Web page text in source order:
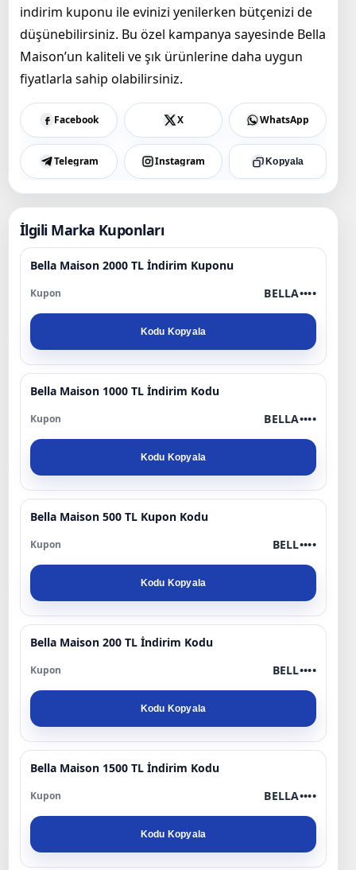
indirim kuponu ile evinizi yenilerken bütçenizi de
düşünebilirsiniz. Bu özel kampanya sayesinde Bella
Maison’un kaliteli ve şık ürünlerine daha uygun
fiyatlarla sahip olabilirsiniz.
Facebook X WhatsApp
Telegram Instagram Kopyala
İlgili Marka Kuponları
Bella Maison 2000 TL İndirim Kuponu
BELLA••••
Kodu Kopyala
Bella Maison 1000 TL İndirim Kodu
BELLA••••
Kodu Kopyala
Bella Maison 500 TL Kupon Kodu
BELL••••
Kodu Kopyala
Bella Maison 200 TL İndirim Kodu
BELL••••
Kodu Kopyala
Bella Maison 1500 TL İndirim Kodu
BELLA••••
Kodu Kopyala